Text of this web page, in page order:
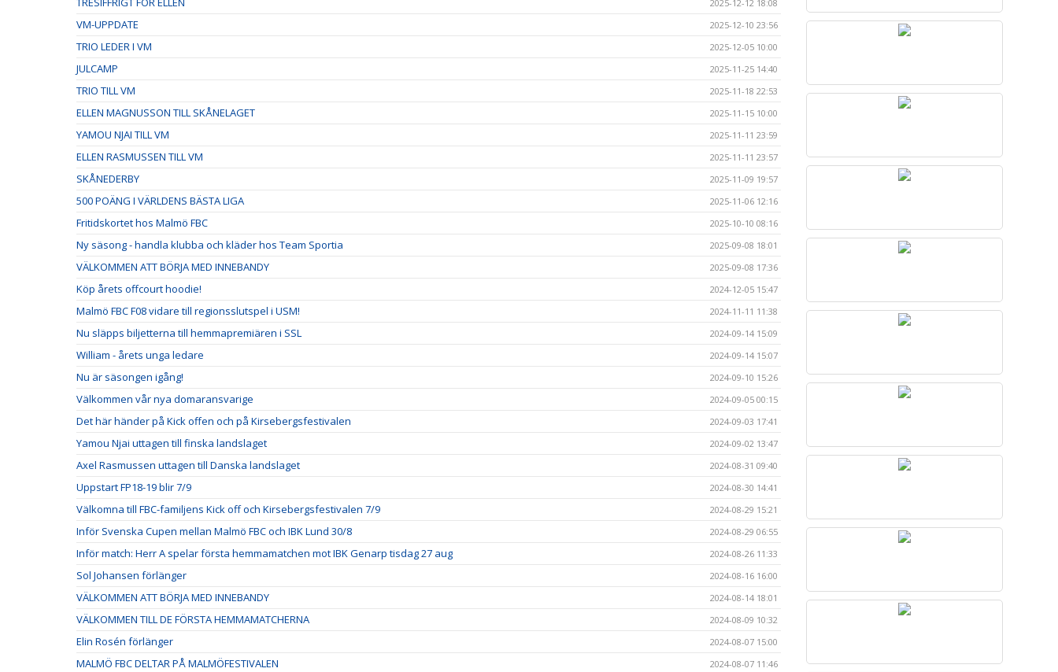
2025-12-12 18:08
VM-UPPDATE 2025-12-10 23:56
TRIO LEDER I VM 2025-12-05 10:00
JULCAMP 2025-11-25 14:40
TRIO TILL VM 2025-11-18 22:53
ELLEN MAGNUSSON TILL SKÅNELAGET 2025-11-15 10:00
YAMOU NJAI TILL VM 2025-11-11 23:59
ELLEN RASMUSSEN TILL VM 2025-11-11 23:57
SKÅNEDERBY 2025-11-09 19:57
500 POÄNG I VÄRLDENS BÄSTA LIGA 2025-11-06 12:16
Fritidskortet hos Malmö FBC 2025-10-10 08:16
Ny säsong - handla klubba och kläder hos Team Sportia 2025-09-08 18:01
VÄLKOMMEN ATT BÖRJA MED INNEBANDY 2025-09-08 17:36
Köp årets offcourt hoodie! 2024-12-05 15:47
Malmö FBC F08 vidare till regionsslutspel i USM! 2024-11-11 11:38
Nu släpps biljetterna till hemmapremiären i SSL 2024-09-14 15:09
William - årets unga ledare 2024-09-14 15:07
Nu är säsongen igång! 2024-09-10 15:26
Välkommen vår nya domaransvarige 2024-09-05 00:15
Det här händer på Kick offen och på Kirsebergsfestivalen 2024-09-03 17:41
Yamou Njai uttagen till finska landslaget 2024-09-02 13:47
Axel Rasmussen uttagen till Danska landslaget 2024-08-31 09:40
Uppstart FP18-19 blir 7/9 2024-08-30 14:41
Välkomna till FBC-familjens Kick off och Kirsebergsfestivalen 7/9 2024-08-29 15:21
Inför Svenska Cupen mellan Malmö FBC och IBK Lund 30/8 2024-08-29 06:55
Inför match: Herr A spelar första hemmamatchen mot IBK Genarp tisdag 27 aug 2024-08-26 11:33
Sol Johansen förlänger 2024-08-16 16:00
VÄLKOMMEN ATT BÖRJA MED INNEBANDY 2024-08-14 18:01
VÄLKOMMEN TILL DE FÖRSTA HEMMAMATCHERNA 2024-08-09 10:32
Elin Rosén förlänger 2024-08-07 15:00
MALMÖ FBC DELTAR PÅ MALMÖFESTIVALEN 2024-08-07 11:46